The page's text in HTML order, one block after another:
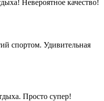
Невероятное качество!
спортом. Удивительная
Просто супер!